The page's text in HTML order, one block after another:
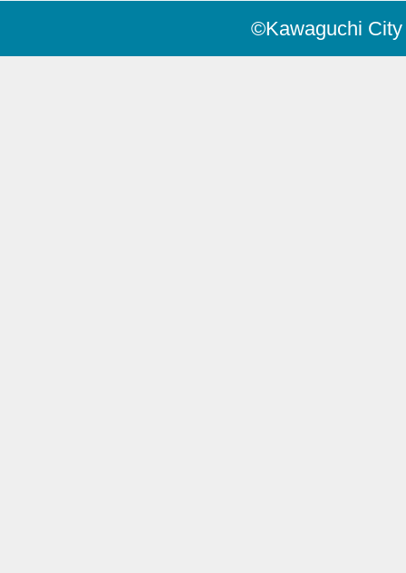
©Kawaguchi City